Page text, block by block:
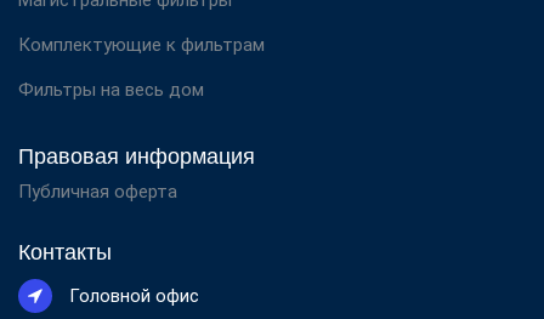
Комплектующие к фильтрам
Фильтры на весь дом
Правовая информация
Публичная оферта
Контакты
Головной офис